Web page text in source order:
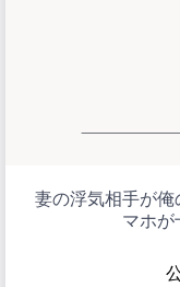
妻の浮気相手が
マホが